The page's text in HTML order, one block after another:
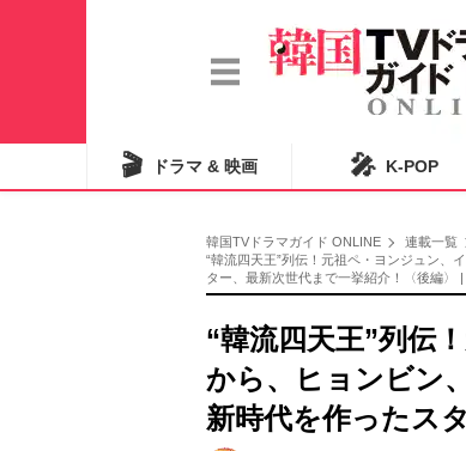
🎬 ドラマ & 映画 🎤 K-POP
韓国TVドラマガイド ONLINE 連載一覧
“韓流四天王”列伝！元祖ペ・ヨンジュン、
ター、最新次世代まで一挙紹介！〈後編〉 |
“韓流四天王”列伝
から、ヒョンビン
新時代を作ったス